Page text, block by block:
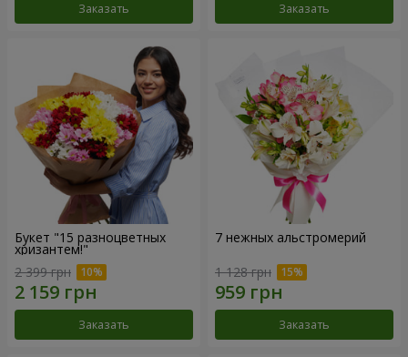
Заказать Заказать
Букет "15 разноцветных
хризантем!"
2 399 грн
Заказать
7 нежных альстромерий
1 128 грн
Заказать